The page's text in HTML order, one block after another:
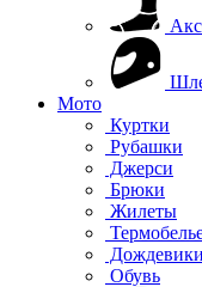
Мото
Куртки
Рубашки
Джерси
Брюки
Жилеты
Дождевики
Обувь